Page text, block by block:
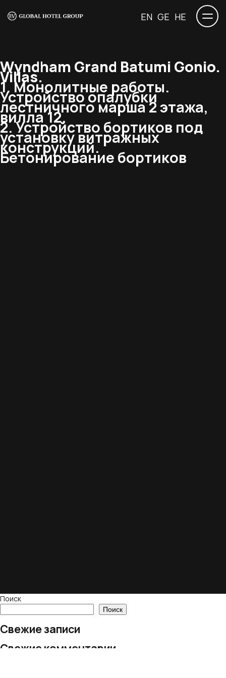
EN GE HE
Wyndham Grand Batumi Gonio.
Villas.
1. Монолитные работы.
Устройство опалубки
лестничного марша 2 этажа,
вилла 12.
2. Устройство бортиков под
установку витражных
конструкций.
Бетонирование бортиков
Поиск
Поиск
Свежие записи
Свежие комментарии